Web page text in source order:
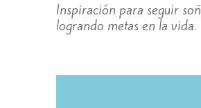
Inspiración para seguir
logrando metas en la vida.